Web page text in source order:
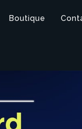
Boutique